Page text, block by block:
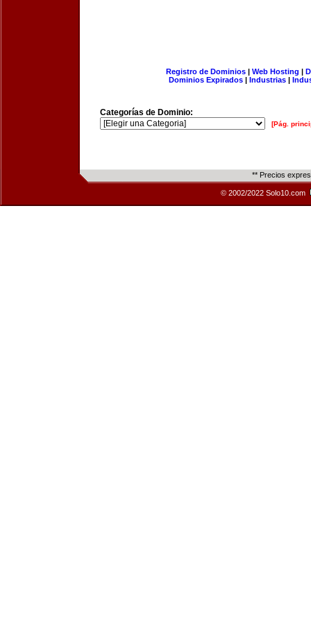
Registro de Dominios| Web Hosting |
Dominios Expirados | Industrias |
Categorías de Dominio:
[Pág.
** Precios
© 2002/2022 Solo10.com